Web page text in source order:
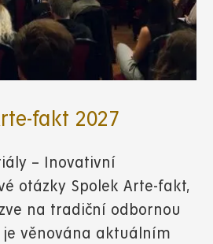
fakt 2027
– Inovativní
otázky Spolek Arte-fakt,
zve na tradiční odbornou
je věnována aktuálním